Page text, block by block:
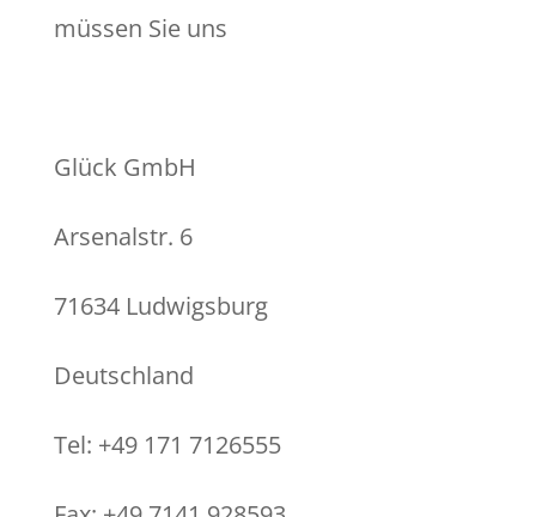
müssen Sie uns
Glück GmbH
Arsenalstr. 6
71634 Ludwigsburg
Deutschland
Tel: +49 171 7126555